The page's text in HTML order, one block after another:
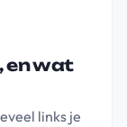
en wat
links je